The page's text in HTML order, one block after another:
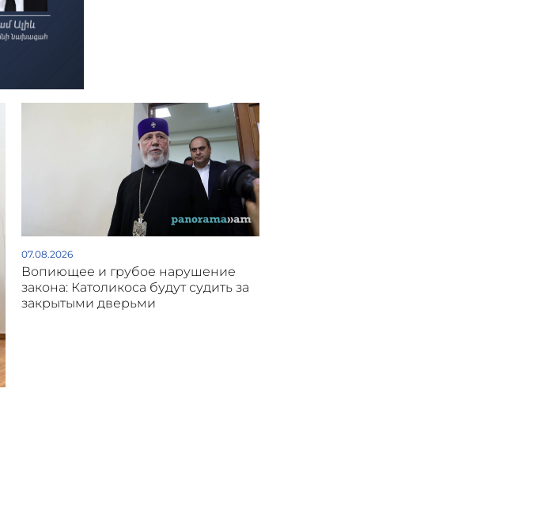
07.08.2026
Вопиющее и грубое нарушение
закона: Католикоса будут судить за
закрытыми дверьми